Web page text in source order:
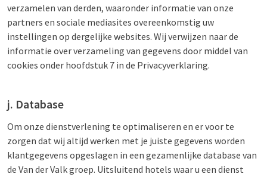
verzamelen van derden, waaronder informatie van onze
partners en sociale mediasites overeenkomstig uw
instellingen op dergelijke websites. Wij verwijzen naar de
informatie over verzameling van gegevens door middel van
cookies onder hoofdstuk 7 in de Privacyverklaring.
j. Database
Om onze dienstverlening te optimaliseren en er voor te
zorgen dat wij altijd werken met je juiste gegevens worden
klantgegevens opgeslagen in een gezamenlijke database van
de Van der Valk groep. Uitsluitend hotels waar u een dienst